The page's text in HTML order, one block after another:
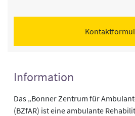
Information
Das „Bonner Zentrum für
(BZfAR) ist eine ambulante